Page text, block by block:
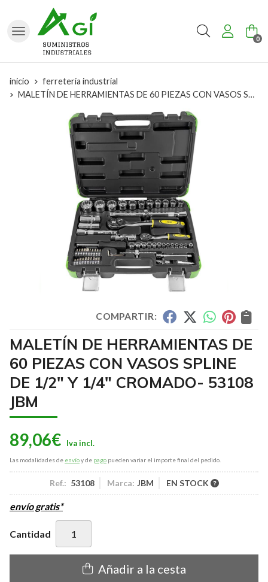
Buscar 0
inicio
ferretería industrial
MALETÍN DE HERRAMIENTAS DE 60 PIEZAS CON VASOS SPLINE DE 1/2" Y 1/4" CROMADO- 53108 JBM
COMPARTIR:
MALETÍN DE HERRAMIENTAS DE
60 PIEZAS CON VASOS SPLINE
DE 1/2" Y 1/4" CROMADO- 53108
JBM
89,06€
Las modalidades de envíoy de pago pueden variar el importe final del pedido.
Ref.: 53108 Marca: JBM EN STOCK
envío gratis*
Cantidad
Añadir a la cesta